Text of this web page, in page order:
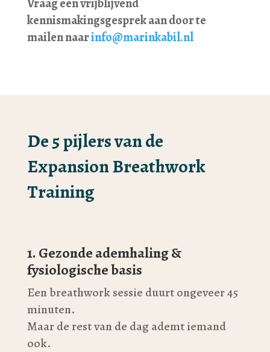
Vraag een vrijblijvend
kennismakingsgesprek aan door te
mailen naarinfo@marinkabil.nl
De 5 pijlers van de
Expansion Breathwork
Training
1. Gezonde ademhaling &
fysiologische basis
Een breathwork sessie duurt ongeveer 45
minuten.
Maar de rest van de dag ademt iemand
ook.